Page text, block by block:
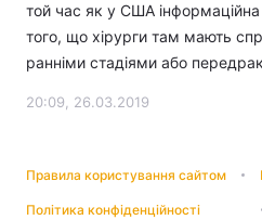
той час як у США
того, що хірурги там мають
ранніми стадіями або
20:09, 26.03.2019
Правила користування сайтом
Політика конфіденційності